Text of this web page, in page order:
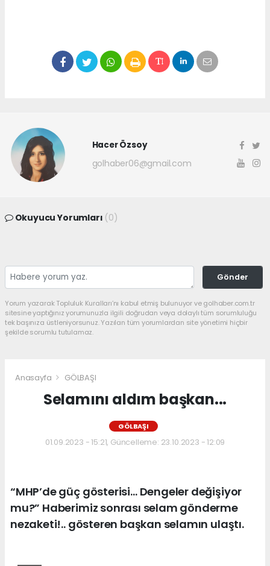
Hacer Özsoy
golhaber06@gmail.com
Okuyucu Yorumları (0)
Gönder
Yorum yazarak Topluluk Kuralları’nı kabul etmiş bulunuyor ve golhaber.com.tr
sitesine yaptığınız yorumunuzla ilgili doğrudan veya dolaylı tüm sorumluluğu
tek başınıza üstleniyorsunuz. Yazılan tüm yorumlardan site yönetimi hiçbir
şekilde sorumlu tutulamaz.
Anasayfa GÖLBAŞI
Selamını aldım başkan...
GÖLBAŞI
01.09.2023 - 15:21, Güncelleme: 23.10.2023 - 12:09
“MHP’de güç gösterisi… Dengeler değişiyor
mu?” Haberimiz sonrası selam gönderme
nezaketi!.. gösteren başkan selamın ulaştı.